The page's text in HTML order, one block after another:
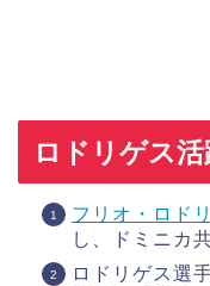
ロドリゲス
フリオ・ロド
し、ドミニカ
ロドリゲス選